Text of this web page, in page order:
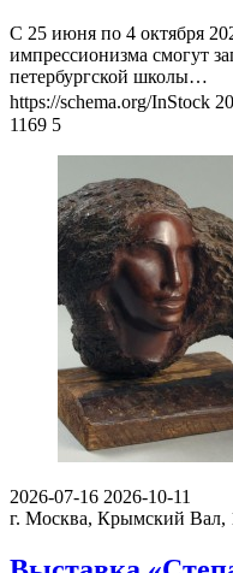
С 25 июня по 4 октября
импрессионизма смогут
петербургской школы…
https://schema.org/InStock
1169 5
2026-07-16 2026-10-11
г. Москва, Крымский Вал,